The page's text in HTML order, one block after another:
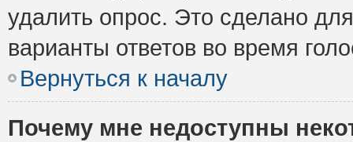
удалить опрос. Это сделано
варианты ответов во время
Вернуться к началу
Почему мне недоступны